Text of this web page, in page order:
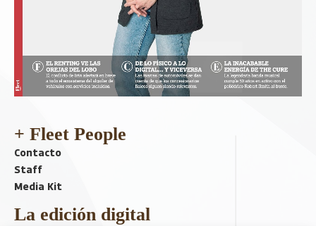
+ Fleet People
Contacto
Staff
Media Kit
La edición digital